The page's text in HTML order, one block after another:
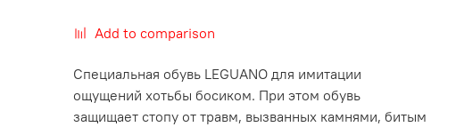
Add to comparison
Специальная обувь LEGUANO для имитации
ощущений хотьбы босиком. При этом обувь
защищает стопу от травм, вызванных камнями, битым